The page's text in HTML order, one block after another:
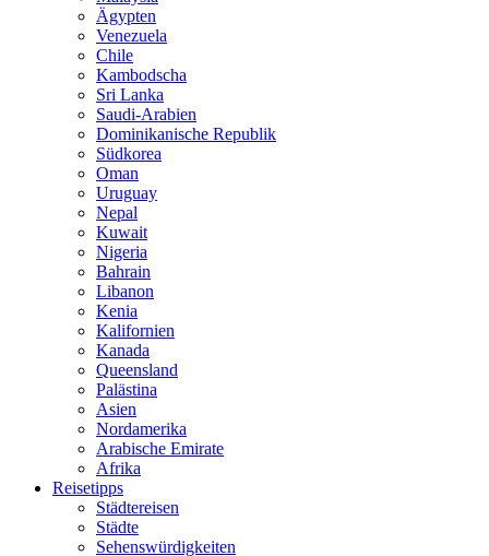
Ägypten
Venezuela
Chile
Kambodscha
Sri Lanka
Saudi-Arabien
Dominikanische Republik
Südkorea
Oman
Uruguay
Nepal
Kuwait
Nigeria
Bahrain
Libanon
Kenia
Kalifornien
Kanada
Queensland
Palästina
Asien
Nordamerika
Arabische Emirate
Afrika
Reisetipps
Städtereisen
Städte
Sehenswürdigkeiten